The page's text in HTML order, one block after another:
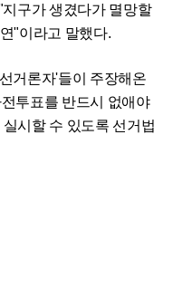
구가 생겼다가 멸망할
"이라고 말했다.
거론자'들이 주장해온
투표를 반드시 없애야
시할 수 있도록 선거법